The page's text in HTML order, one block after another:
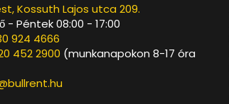
Kossuth Lajos utca 209.
- Péntek 08:00 - 17:00
924 4666
452 2900 (munkanapokon 8-17 óra